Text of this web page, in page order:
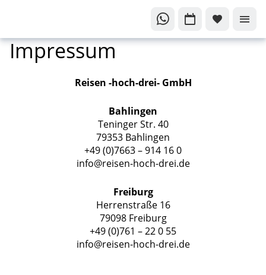
Impressum
Reisen -hoch-drei- GmbH
Bahlingen
Teninger Str. 40
79353 Bahlingen
+49 (0)7663 – 914 16 0
info@reisen-hoch-drei.de
Freiburg
Herrenstraße 16
79098 Freiburg
+49 (0)761 – 22 0 55
info@reisen-hoch-drei.de